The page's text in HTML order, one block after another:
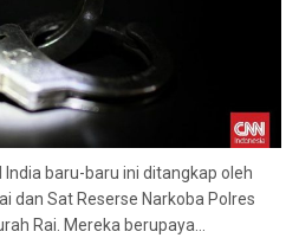
baru-baru ini ditangkap oleh
dan Sat Reserse Narkoba Polres
Rai. Mereka berupaya...